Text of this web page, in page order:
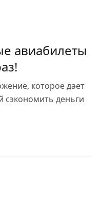
авиабилеты
которое дает
сэкономить деньги